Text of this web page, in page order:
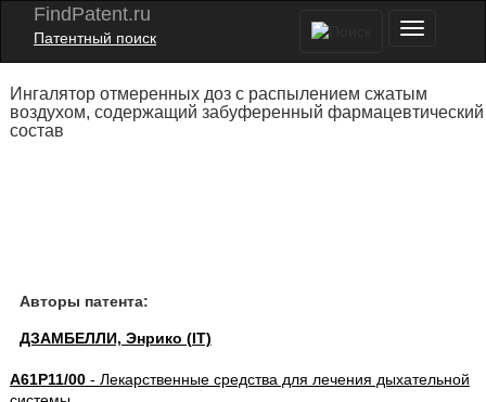
FindPatent.ru
Патентный поиск
Ингалятор отмеренных доз с распылением сжатым
воздухом, содержащий забуференный фармацевтический
состав
Авторы патента:
ДЗАМБЕЛЛИ, Энрико (IT)
A61P11/00- Лекарственные средства для лечения дыхательной